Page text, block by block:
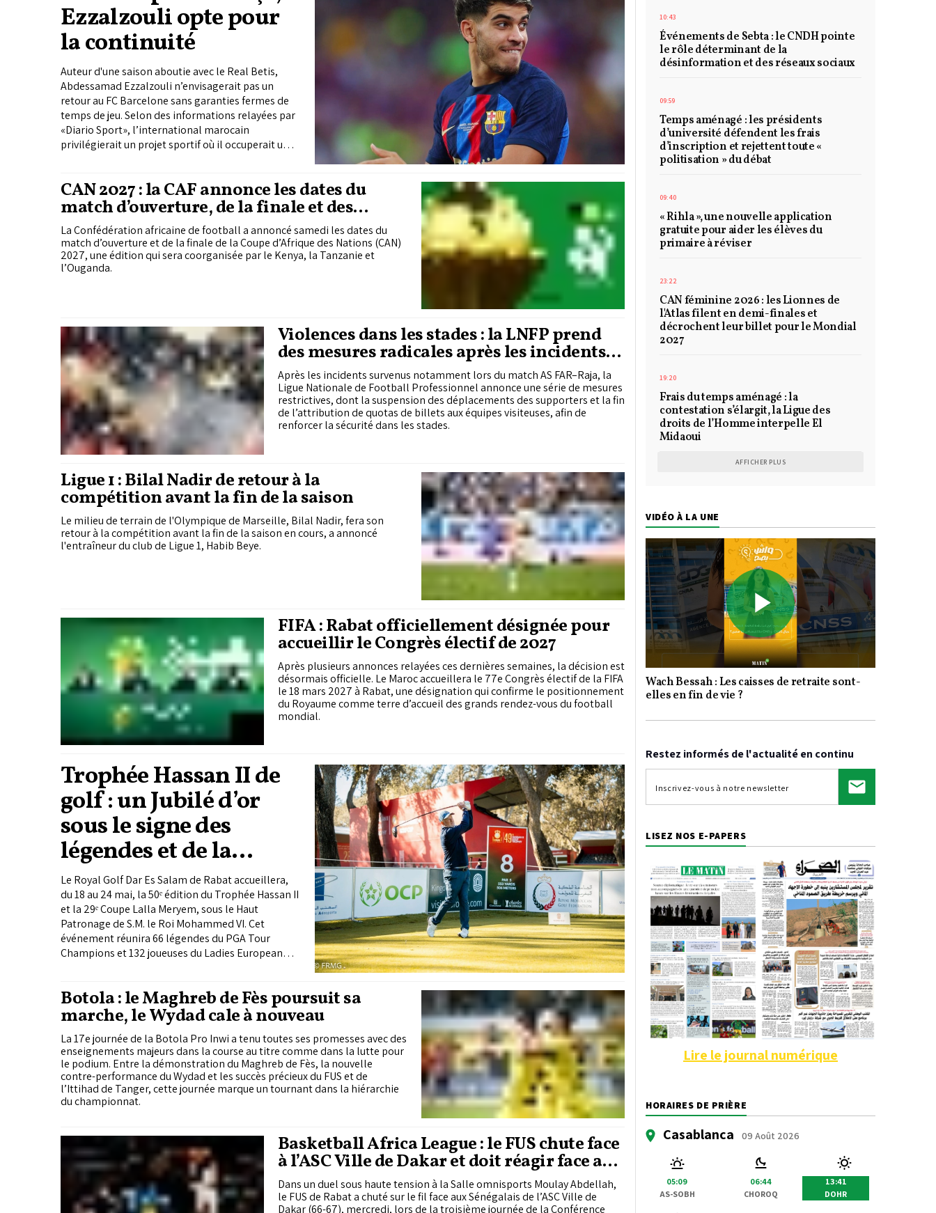
Ezzalzouli opte pour
la continuité
Auteur d'une saison aboutie avec le Real Betis,
Abdessamad Ezzalzouli n’envisagerait pas un
retour au FC Barcelone sans garanties fermes de
temps de jeu. Selon des informations relayées par
«Diario Sport», l’international marocain
privilégierait un projet sportif où il occuperait un
CAN 2027 : la CAF annonce les dates du
match d’ouverture, de la finale et des
éliminatoires
La Confédération africaine de football a annoncé samedi les dates du
match d’ouverture et de la finale de la Coupe d’Afrique des Nations (CAN)
2027, une édition qui sera coorganisée par le Kenya, la Tanzanie et
l’Ouganda.
Violences dans les stades : la LNFP prend
des mesures radicales après les incidents
du classico AS FAR-Raja
Après les incidents survenus notamment lors du match AS FAR–Raja, la
Ligue Nationale de Football Professionnel annonce une série de mesures
restrictives, dont la suspension des déplacements des supporters et la fin
de l’attribution de quotas de billets aux équipes visiteuses, afin de
renforcer la sécurité dans les stades.
Ligue 1 : Bilal Nadir de retour à la
compétition avant la fin de la saison
Le milieu de terrain de l'Olympique de Marseille, Bilal Nadir, fera son
retour à la compétition avant la fin de la saison en cours, a annoncé
l'entraîneur du club de Ligue 1, Habib Beye.
FIFA : Rabat officiellement désignée pour
accueillir le Congrès électif de 2027
Après plusieurs annonces relayées ces dernières semaines, la décision est
désormais officielle. Le Maroc accueillera le 77e Congrès électif de la FIFA
le 18 mars 2027 à Rabat, une désignation qui confirme le positionnement
du Royaume comme terre d’accueil des grands rendez-vous du football
mondial.
Trophée Hassan II de
golf : un Jubilé d’or
sous le signe des
légendes et de la
relève
Le Royal Golf Dar Es Salam de Rabat accueillera,
du 18 au 24 mai, la 50ᵉ édition du Trophée Hassan II
et la 29ᵉ Coupe Lalla Meryem, sous le Haut
Patronage de S.M. le Roi Mohammed VI. Cet
événement réunira 66 légendes du PGA Tour
Champions et 132 joueuses du Ladies European
sportive, mixité et transmission aux jeunes
générations.
Botola : le Maghreb de Fès poursuit sa
marche, le Wydad cale à nouveau
La 17e journée de la Botola Pro Inwi a tenu toutes ses promesses avec des
enseignements majeurs dans la course au titre comme dans la lutte pour
le podium. Entre la démonstration du Maghreb de Fès, la nouvelle
contre-performance du Wydad et les succès précieux du FUS et de
l’Ittihad de Tanger, cette journée marque un tournant dans la hiérarchie
du championnat.
Basketball Africa League : le FUS chute face
à l’ASC Ville de Dakar et doit réagir face au
Club africain et à Al Ahly
Dans un duel sous haute tension à la Salle omnisports Moulay Abdellah,
le FUS de Rabat a chuté sur le fil face aux Sénégalais de l’ASC Ville de
Dakar (66-67), mercredi, lors de la troisième journée de la Conférence
10:43
Événements de Sebta : le CNDH pointe
le rôle déterminant de la
désinformation et des réseaux sociaux
09:59
Temps aménagé : les présidents
d’université défendent les frais
d’inscription et rejettent toute «
politisation » du débat
09:40
« Rihla », une nouvelle application
gratuite pour aider les élèves du
primaire à réviser
23:22
CAN féminine 2026 : les Lionnes de
l'Atlas filent en demi-finales et
décrochent leur billet pour le Mondial
2027
19:20
Frais du temps aménagé : la
contestation s’élargit, la Ligue des
droits de l’Homme interpelle El
Midaoui
AFFICHER PLUS
VIDÉO À LA UNE
Play
Wach Bessah : Les caisses de retraite sont-
elles en fin de vie ?
Restez informés de l'actualité en continu
LISEZ NOS E-PAPERS
Lire le journal numérique
HORAIRES DE PRIÈRE
Casablanca 09 Août 2026
05:09
AS-SOBH
06:44
CHOROQ
13:41
DOHR